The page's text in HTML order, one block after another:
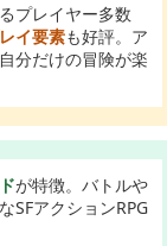
プレイヤー多数
イ要素も好評。ア
分だけの冒険が楽
が特徴。バトルや
SFアクションRPG